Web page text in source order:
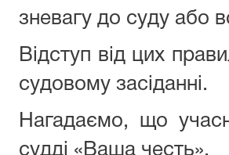
зневагу до суду або
Відступ від цих
судовому засіданні.
Нагадаємо, що
судді «Ваша честь».